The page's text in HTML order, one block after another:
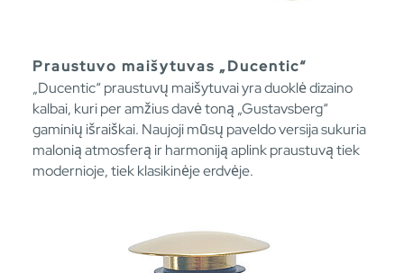
Praustuvo maišytuvas „Ducentic“
„Ducentic“ praustuvų maišytuvai yra duoklė dizaino
kalbai, kuri per amžius davė toną „Gustavsberg“
gaminių išraiškai. Naujoji mūsų paveldo versija sukuria
malonią atmosferą ir harmoniją aplink praustuvą tiek
modernioje, tiek klasikinėje erdvėje.